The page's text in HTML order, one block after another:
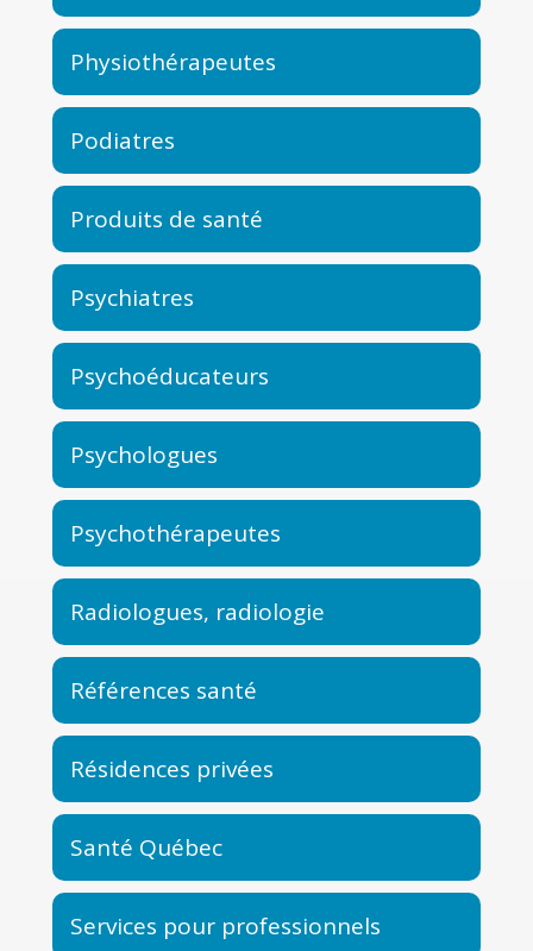
Physiothérapeutes
Podiatres
Produits de santé
Psychiatres
Psychoéducateurs
Psychologues
Psychothérapeutes
Radiologues, radiologie
Références santé
Résidences privées
Santé Québec
Services pour professionnels